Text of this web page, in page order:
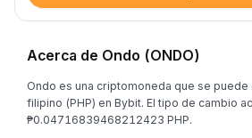
Acerca de Ondo (ONDO)
Ondo es una criptomoneda que se
filipino (PHP) en Bybit. El tipo de cambio
₱0.04716839468212423 PHP.